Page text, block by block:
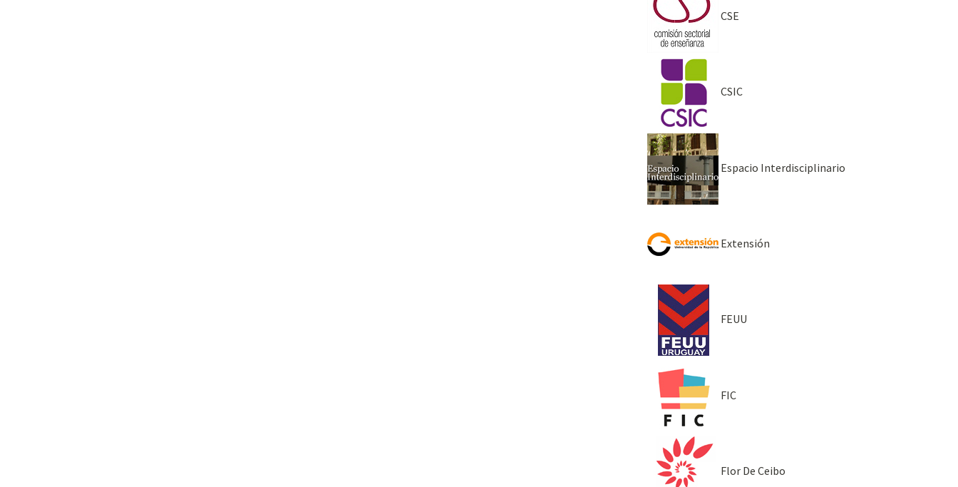
CSE
CSIC
Espacio Interdisciplinario
Extensión
FEUU
FIC
Flor De Ceibo